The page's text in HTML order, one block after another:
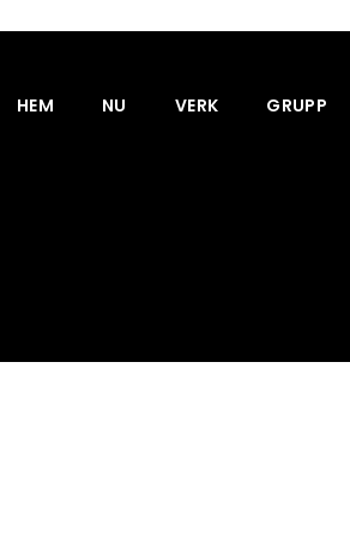
HEM NU VERK GRUPP